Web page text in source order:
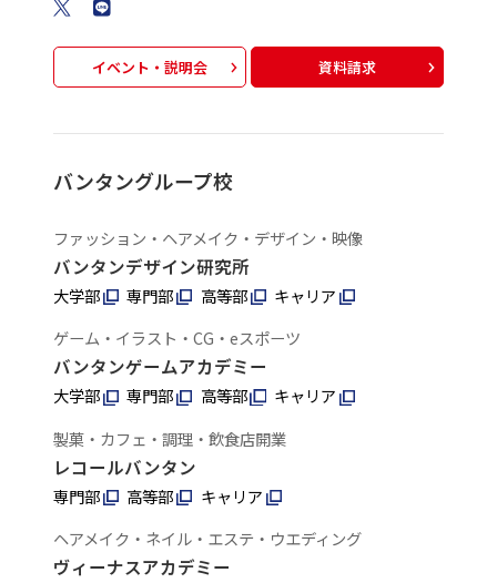
イベント・説明会 資料請求
バンタングループ校
ファッション・ヘアメイク・デザイン・映像
バンタンデザイン研究所
大学部 専門部 高等部
キャリア
ゲーム・イラスト・CG・eスポーツ
バンタンゲームアカデミー
大学部 専門部 高等部
キャリア
製菓・カフェ・調理・飲食店開業
レコールバンタン
専門部 高等部
キャリア
ヘアメイク・ネイル・エステ・ウエディング
ヴィーナスアカデミー